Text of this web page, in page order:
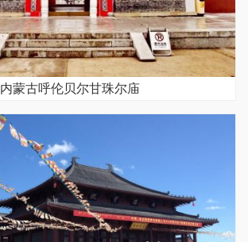
内蒙古呼伦贝尔甘珠尔庙